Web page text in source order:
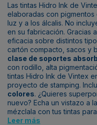
Las tintas Hidro Ink de
elaboradas con
luz y a los álcalis. No
en su fabricación. Gracias
eficacia sobre distintos
cartón compacto, sacos y
clase de soportes
con rodillo, alta
tintas Hidro Ink de Vintex
proyecto de stamping.
colores. ¿Quieres
nuevo? Echa un vistazo a la
mézclala con tus tintas
Leer más